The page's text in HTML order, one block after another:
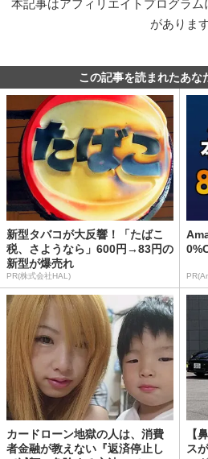
本記事はアフィリエイトプログラ
がありま
この記事を読まれたあな
新型タバコが大反響！「たばこ
税、さようなら」600円→83円の
新型が爆売れ
PR(株式会社HAL)
カードローン地獄の人は、消費
者金融が教えない『返済停止し
【
ス